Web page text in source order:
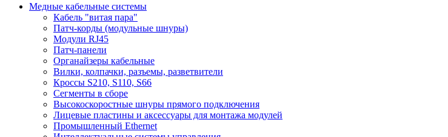
Медные кабельные системы
Кабель "витая пара"
Патч-корды (модульные шнуры)
Модули RJ45
Патч-панели
Органайзеры кабельные
Вилки, колпачки, разъемы, разветвители
Кроссы S210, S110, S66
Сегменты в сборе
Высокоскоростные шнуры прямого подключения
Лицевые пластины и аксессуары для монтажа модулей
Промышленный Ethernet